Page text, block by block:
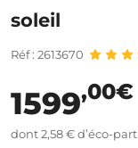
soleil
Réf : 2613670
1599,00€
dont 2,58 € d’éco-part